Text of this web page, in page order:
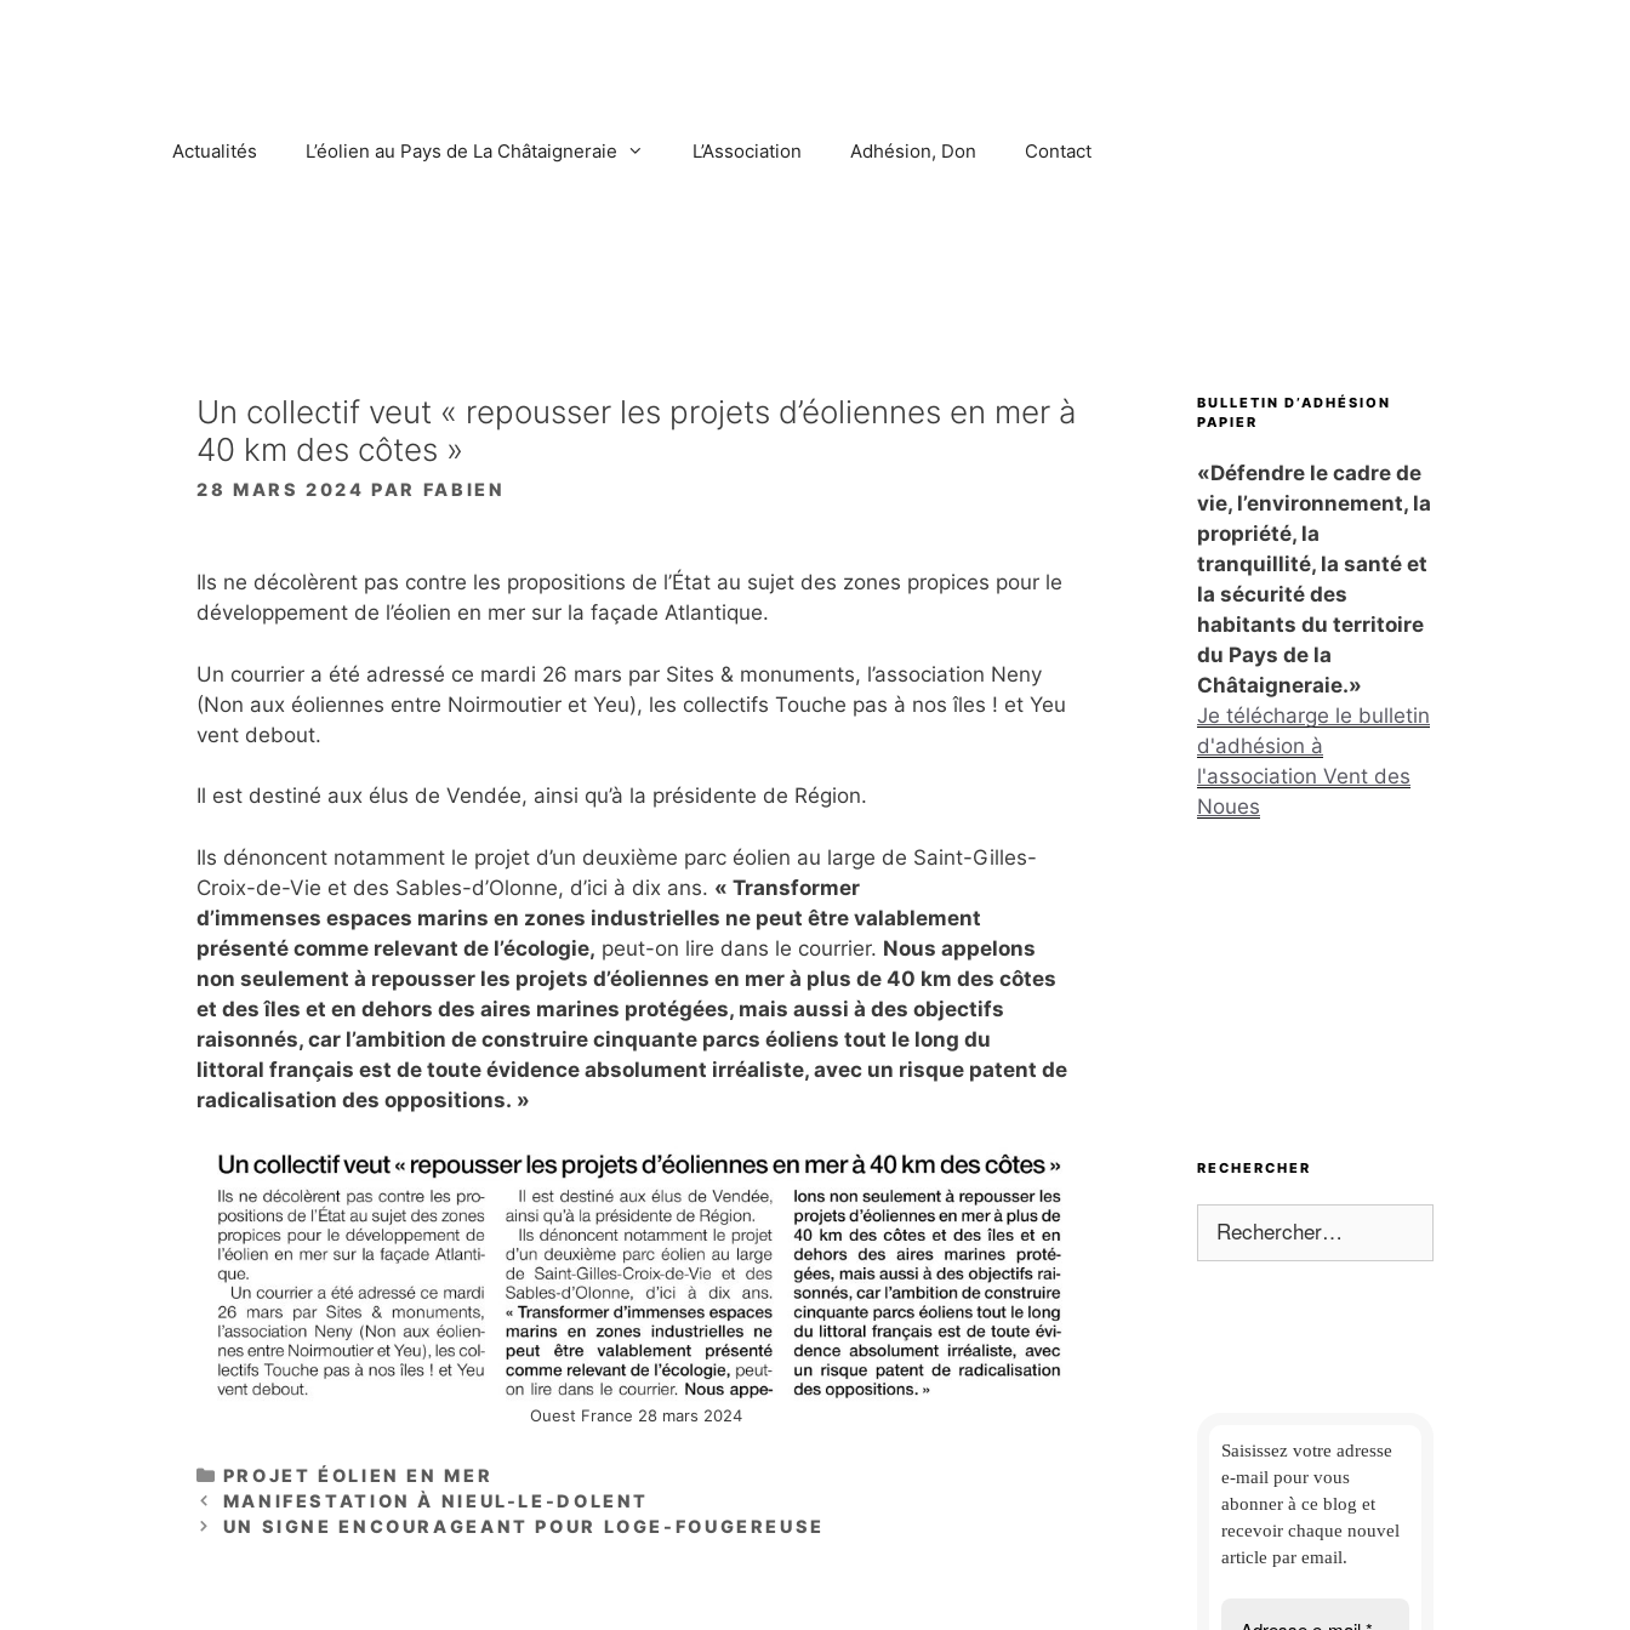
Actualités L’éolien au Pays de La Châtaigneraie L’Association Adhésion, Don Contact
Un collectif veut « repousser les projets d’éoliennes en mer à
40 km des côtes »
28 MARS 2024 PAR FABIEN
Ils ne décolèrent pas contre les propositions de l’État au sujet des zones propices pour le
développement de l’éolien en mer sur la façade Atlantique.
Un courrier a été adressé ce mardi 26 mars par Sites & monuments, l’association Neny
(Non aux éoliennes entre Noirmoutier et Yeu), les collectifs Touche pas à nos îles ! et Yeu
vent debout.
Il est destiné aux élus de Vendée, ainsi qu’à la présidente de Région.
Ils dénoncent notamment le projet d’un deuxième parc éolien au large de Saint-Gilles-
Croix-de-Vie et des Sables-d’Olonne, d’ici à dix ans. « Transformer
d’immenses espaces marins en zones industrielles ne peut être valablement
présenté comme relevant de l’écologie, peut-on lire dans le courrier. Nous appelons
non seulement à repousser les projets d’éoliennes en mer à plus de 40 km des côtes
et des îles et en dehors des aires marines protégées, mais aussi à des objectifs
raisonnés, car l’ambition de construire cinquante parcs éoliens tout le long du
littoral français est de toute évidence absolument irréaliste, avec un risque patent de
radicalisation des oppositions. »
Ouest France 28 mars 2024
CATÉGORIES
PROJET ÉOLIEN EN MER
MANIFESTATION À NIEUL-LE-DOLENT
UN SIGNE ENCOURAGEANT POUR LOGE-FOUGEREUSE
BULLETIN D’ADHÉSION
PAPIER
«Défendre le cadre de
vie, l’environnement, la
propriété, la
tranquillité, la santé et
la sécurité des
habitants du territoire
du Pays de la
Châtaigneraie.»
Je télécharge le bulletin
d'adhésion à
l'association Vent des
Noues
RECHERCHER
Saisissez votre adresse
e-mail pour vous
abonner à ce blog et
recevoir chaque nouvel
article par email.